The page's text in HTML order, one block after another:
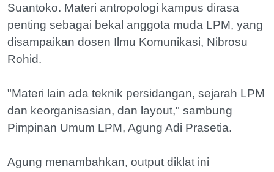
Suantoko. Materi antropologi kampus dirasa
penting sebagai bekal anggota muda LPM, yang
disampaikan dosen Ilmu Komunikasi, Nibrosu
Rohid.
"Materi lain ada teknik persidangan, sejarah LPM
dan keorganisasian, dan layout," sambung
Pimpinan Umum LPM, Agung Adi Prasetia.
Agung menambahkan, output diklat ini